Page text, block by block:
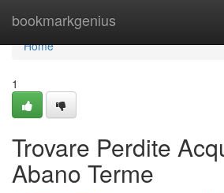
bookmarkgenius
Home
Home
1
Trovare Perdite
Abano Terme